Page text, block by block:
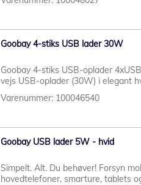
Goobay 4-stiks USB lader 30W
Goobay 4-stiks USB-oplader
vejs USB-oplader (30W) i elegant
Varenummer: 100046540
Goobay USB lader 5W - hvid
Simpelt. Alt. Du behøver! Forsyn
hovedtelefoner, smarture, tablets